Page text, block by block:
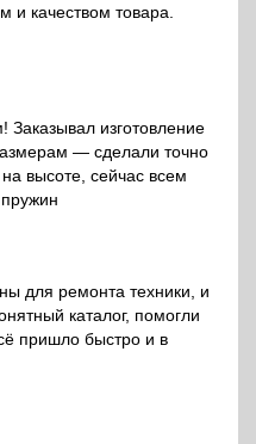
и качеством товара.
изготовление
— сделали точно
высоте, сейчас всем
для ремонта техники, и
каталог, помогли
пришло быстро и в